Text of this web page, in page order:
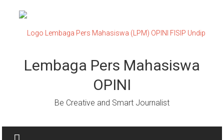
Lembaga Pers Mahasiswa
OPINI
Be Creative and Smart Journalist